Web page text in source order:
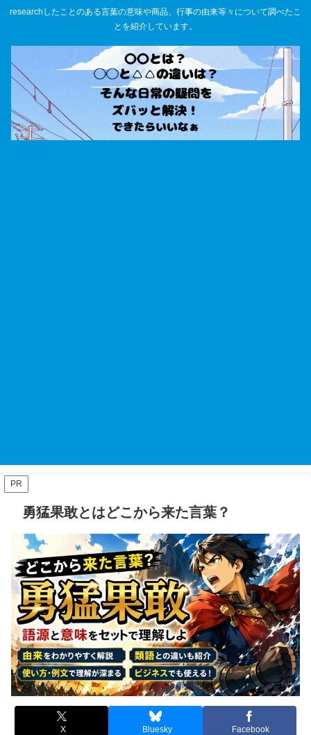
researchしたことのある言葉の意味や商品、行事の由来等々について調べたこ
とを紹介しています。
PR
勇猛果敢とはどこから来た言葉？
X Bluesky Facebook